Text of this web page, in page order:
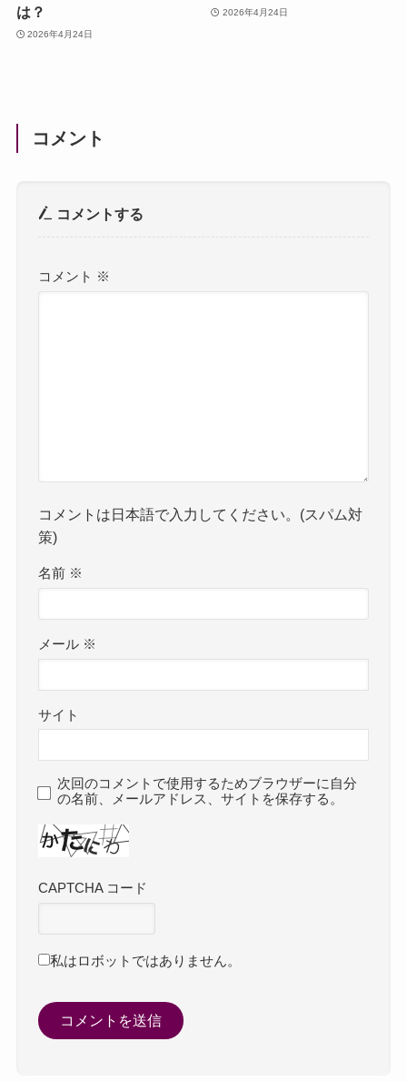
は？
2026年4月24日
2026年4月24日
コメント
コメントする
コメント ※
コメントは日本語で入力してください。(スパム対
策)
名前 ※
メール ※
サイト
次回のコメントで使用するためブラウザーに自分
の名前、メールアドレス、サイトを保存する。
CAPTCHA コード
私はロボットではありません。